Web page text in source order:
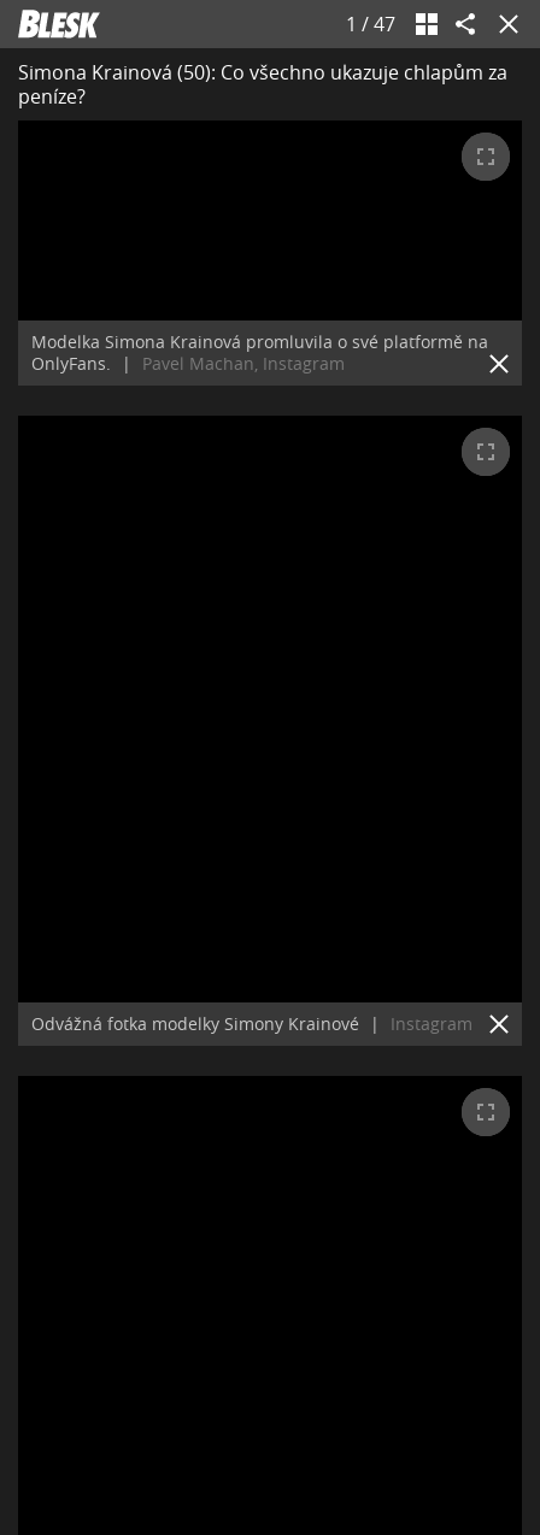
1 /47
Simona Krainová (50): Co všechno ukazuje chlapům za
peníze?
Modelka Simona Krainová promluvila o své platformě na
OnlyFans.
| Pavel Machan, Instagram
Odvážná fotka modelky Simony Krainové | Instagram